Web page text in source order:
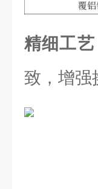
精细工艺
致，增强